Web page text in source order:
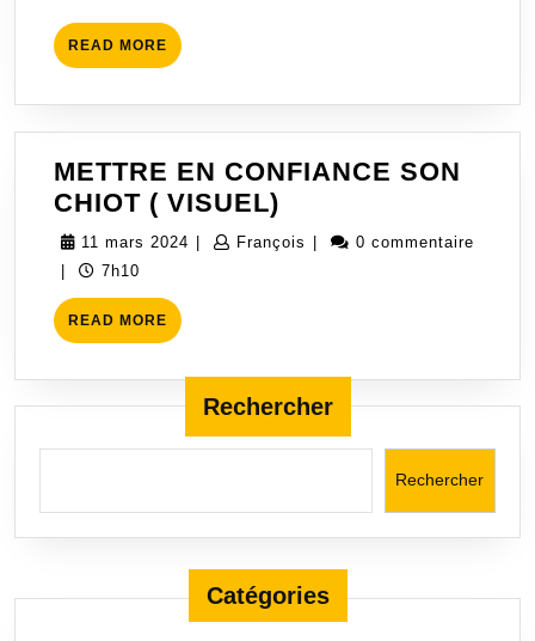
READ MORE READ
MORE
METTRE EN CONFIANCE SON
CHIOT ( VISUEL)
EN
VISUEL)
11 mars 2024 11
| François François
|
0 commentaire
|
7h10
READ MORE READ
MORE
Rechercher
Rechercher
Catégories